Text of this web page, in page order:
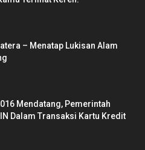
– Menatap Lukisan Alam
Mendatang, Pemerintah
Dalam Transaksi Kartu Kredit